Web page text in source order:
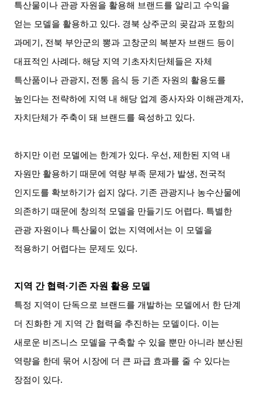
특산물이나 관광 자원을 활용해 브랜드를 알리고 수익을
얻는 모델을 활용하고 있다. 경북 상주군의 곶감과 포항의
과메기, 전북 부안군의 뽕과 고창군의 복분자 브랜드 등이
대표적인 사례다. 해당 지역 기초자치단체들은 자체
특산품이나 관광지, 전통 음식 등 기존 자원의 활용도를
높인다는 전략하에 지역 내 해당 업계 종사자와 이해관계자,
자치단체가 주축이 돼 브랜드를 육성하고 있다.
하지만 이런 모델에는 한계가 있다. 우선, 제한된 지역 내
자원만 활용하기 때문에 역량 부족 문제가 발생, 전국적
인지도를 확보하기가 쉽지 않다. 기존 관광지나 농수산물에
의존하기 때문에 창의적 모델을 만들기도 어렵다. 특별한
관광 자원이나 특산물이 없는 지역에서는 이 모델을
적용하기 어렵다는 문제도 있다.
지역 간 협력·기존 자원 활용 모델
특정 지역이 단독으로 브랜드를 개발하는 모델에서 한 단계
더 진화한 게 지역 간 협력을 추진하는 모델이다. 이는
새로운 비즈니스 모델을 구축할 수 있을 뿐만 아니라 분산된
역량을 한데 묶어 시장에 더 큰 파급 효과를 줄 수 있다는
장점이 있다.